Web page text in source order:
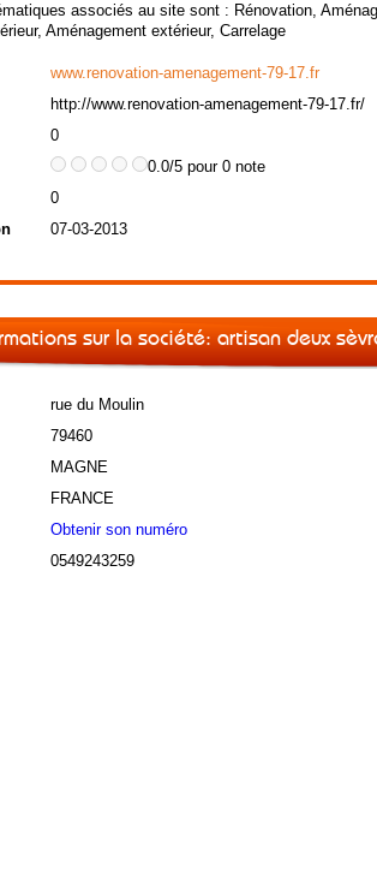
associés au site sont : Rénovation,
, Aménagement extérieur, Carrelage
www.renovation-amenagement-79-17.fr
http://www.renovation-amenagement-79-17.fr/
0
0.0/5 pour 0 note
0
07-03-2013
sur la société: artisan deux
rue du Moulin
79460
MAGNE
FRANCE
Obtenir son numéro
0549243259